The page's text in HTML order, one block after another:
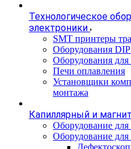
Технологическое
электроники
SMT принтеры
Оборудования
Оборудования
Печи оплавления
Установщики
монтажа
Капиллярный и
Оборудование для
Оборудование